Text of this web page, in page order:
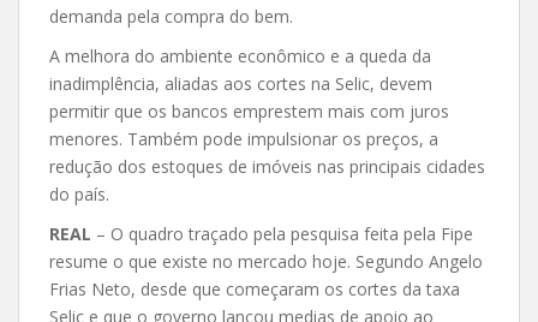
demanda pela compra do bem.
A melhora do ambiente econômico e a queda da
inadimplência, aliadas aos cortes na Selic, devem
permitir que os bancos emprestem mais com juros
menores. Também pode impulsionar os preços, a
redução dos estoques de imóveis nas principais cidades
do país.
REAL – O quadro traçado pela pesquisa feita pela Fipe
resume o que existe no mercado hoje. Segundo Angelo
Frias Neto, desde que começaram os cortes da taxa
Selic e que o governo lançou medias de apoio ao